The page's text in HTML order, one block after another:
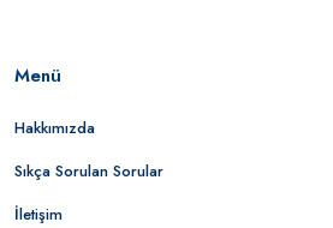
Menü
Hakkımızda
Sıkça Sorulan Sorular
İletişim